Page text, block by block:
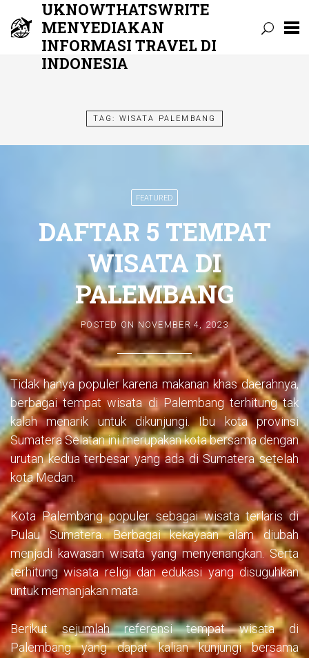
UKNOWTHATSWRITE
MENYEDIAKAN
INFORMASI TRAVEL DI
INDONESIA
TAG: WISATA PALEMBANG
FEATURED
DAFTAR 5 TEMPAT
WISATA DI
PALEMBANG
POSTED ONNOVEMBER 4, 2023
Tidak hanya populer karena makanan khas daerahnya,
berbagai tempat wisata di Palembang terhitung tak
kalah menarik untuk dikunjungi. Ibu kota provinsi
Sumatera Selatan ini merupakan kota bersama dengan
urutan kedua terbesar yang ada di Sumatera setelah
kota Medan.
Kota Palembang populer sebagai wisata terlaris di
Pulau Sumatera. Berbagai kekayaan alam diubah
menjadi kawasan wisata yang menyenangkan. Serta
terhitung wisata religi dan edukasi yang disuguhkan
untuk memanjakan mata.
Berikut sejumlah referensi tempat wisata di
Palembang yang dapat kalian kunjungi bersama